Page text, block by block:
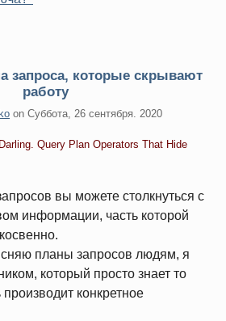
запроса, которые скрывают
работу
on Суббота, 26 сентября. 2020
Query Plan Operators That Hide
вы можете столкнуться с
информации, часть которой
планы запросов людям, я
который просто знает то
производит конкретное